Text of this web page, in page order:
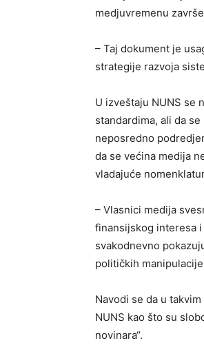
medjuvremenu
– Taj dokument je
strategije razvoja
U izveštaju NUNS se
standardima, ali da
neposredno
da se većina medija
vladajuće
– Vlasnici medija
finansijskog interesa
svakodnevno
političkih
Navodi se da u
NUNS kao što su
novinara“.